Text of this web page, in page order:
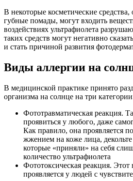
В некоторые косметические
губные помады, могут входить
воздействиях ультрафиолета
таких средств могут негативно
и стать причиной развития
Виды аллергии на
В медицинской практике принято
организма на солнце на три
Фототравматическая реакция.
проявиться у любого, даже
Как правило, она проявляется
жжением на коже лица,
которые «приняли» на себя
количество ультрафиолета
Фототоксическая реакция. Этот
проявляется у людей с